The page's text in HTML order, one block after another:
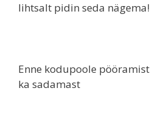
lihtsalt pidin seda nägema!
Enne kodupoole
ka sadamast